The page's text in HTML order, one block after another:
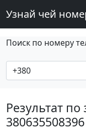
Узнай чей
Поиск по номеру
Результат
380635508396